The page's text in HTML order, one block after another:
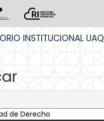
INSTITUCIONAL UAQ